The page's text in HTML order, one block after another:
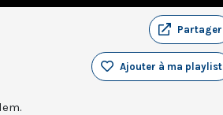
Partager
Ajouter à ma playlist